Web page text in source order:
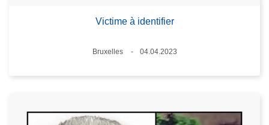
Victime à identifier
Lieux
Bruxelles
04.04.2023